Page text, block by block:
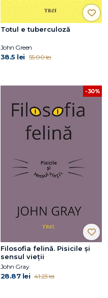
Totul e tuberculoză
John Green
38.5 lei 55.00 lei
-30%
Filosofia felină. Pisicile și
sensul vieții
John Gray
28.87 lei 41.23 lei